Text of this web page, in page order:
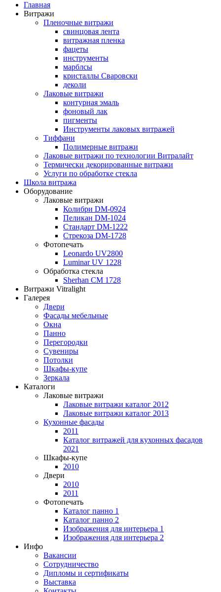
Главная
Витражи
Пленочные витражи
свинцовая лента
витражная пленка
фацеты
инструменты
марблсы
кристаллы Сваровски
деколи
Лаковые витражи
контурная эмаль
фоновый лак
пигменты
Инструменты лаковых витражей
Тиффани
Полимерные витражи
Лаковые витражи по технологии Витралайт
Термически декорированные витражи
Услуги по обработке стекла
Школа витража
Оборудование
Лаковые витражи
Колибри DM-0924
Пеликан DM-1024
Стандарт DM-1222
Стрекоза DM-1728
Фотопечать
Leonardo UV2800
Luminar UV 1228
Обработка стекла
Sherhan CM 1728
Витражи Vitralight
Галерея
Двери
Фасады мебельные
Окна
Панно
Перегородки
Сувениры
Потолки
Шкафы-купе
Зеркала
Каталоги
Лаковые витражи
Лаковые витражи каталог 2012
Лаковые витражи каталог 2013
Кухонные фасады
2011
Каталог витражей для кухонных фасадов
2021
Шкафы-купе
2010
Двери
2010
2011
Фотопечать
Каталог панно 1
Каталог панно 2
Изображения для интерьера 1
Изображения для интерьера 2
Инфо
Вакансии
Сотрудничество
Дипломы и сертификаты
Выставка